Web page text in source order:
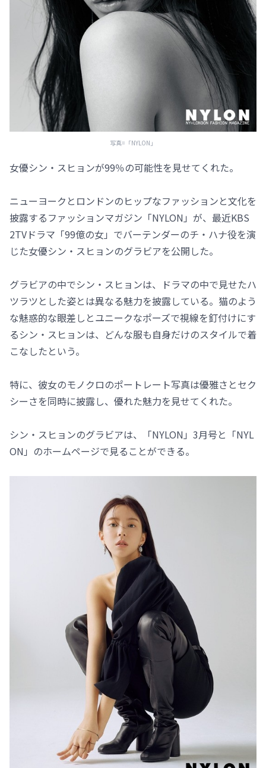
写真=「NYLON」
女優シン・スヒョンが99％の可能性を見せてくれた。
ニューヨークとロンドンのヒップなファッションと文化を
披露するファッションマガジン「NYLON」が、最近KBS
2TVドラマ「99億の女」でバーテンダーのチ・ハナ役を演
じた女優シン・スヒョンのグラビアを公開した。
グラビアの中でシン・スヒョンは、ドラマの中で見せたハ
ツラツとした姿とは異なる魅力を披露している。猫のよう
な魅惑的な眼差しとユニークなポーズで視線を釘付けにす
るシン・スヒョンは、どんな服も自身だけのスタイルで着
こなしたという。
特に、彼女のモノクロのポートレート写真は優雅さとセク
シーさを同時に披露し、優れた魅力を見せてくれた。
シン・スヒョンのグラビアは、「NYLON」3月号と「NYL
ON」のホームページで見ることができる。